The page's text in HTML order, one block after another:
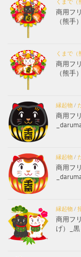
くまで（
商用フ
（熊手
くまで（
商用フ
（熊手
縁起物/
商用フ
縁起物/
商用フ
縁起物/
商用フ
げ）_